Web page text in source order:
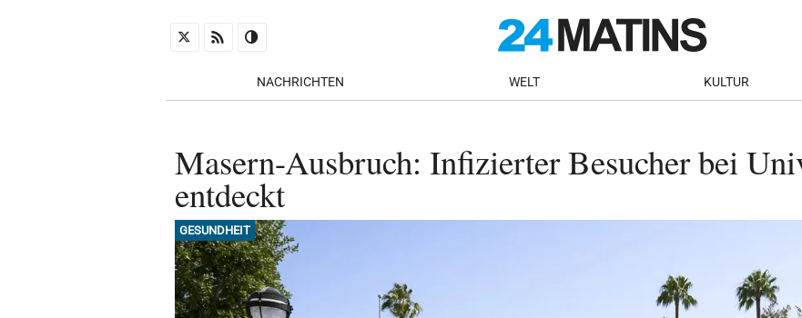
NACHRICHTEN WELT KULTUR
Masern-Ausbruch: Infizierter Besucher bei
entdeckt
GESUNDHEIT